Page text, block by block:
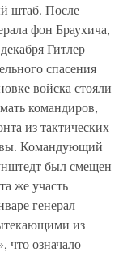
штаб. После
фон Браухича,
Гитлер
спасения
войска стояли
командиров,
из тактических
Командующий
был смещен
же участь
генерал
из
что означало